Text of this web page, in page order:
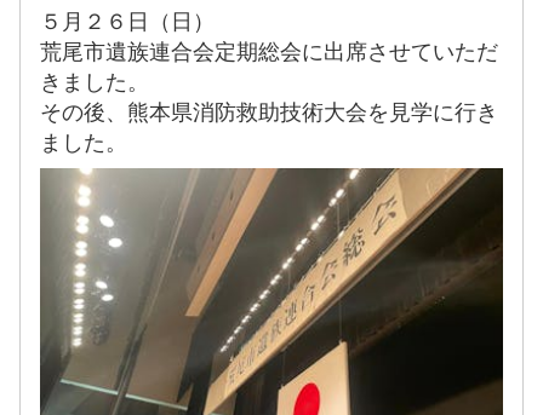
５月２６日（日）
荒尾市遺族連合会定期総会に出席させていただ
きました。
その後、熊本県消防救助技術大会を見学に行き
ました。